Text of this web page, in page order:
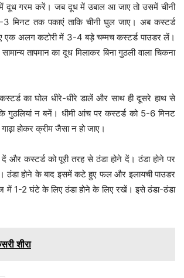
दूध गरम करें। जब दूध में उबाल आ जाए तो उसमें चीनी
मिनट तक पकाएं ताकि चीनी घुल जाए। अब कस्टर्ड
एक अलग कटोरी में 3-4 बड़े चम्मच कस्टर्ड पाउडर लें।
तापमान का दूध मिलाकर बिना गुठली वाला चिकना
का घोल धीरे-धीरे डालें और साथ ही दूसरे हाथ से
गुठलियां न बनें। धीमी आंच पर कस्टर्ड को 5-6 मिनट
होकर क्रीम जैसा न हो जाए।
और कस्टर्ड को पूरी तरह से ठंडा होने दें। ठंडा होने पर
ठंडा होने के बाद इसमें कटे हुए फल और इलायची पाउडर
में 1-2 घंटे के लिए ठंडा होने के लिए रखें। इसे ठंडा-ठंडा
शीरा